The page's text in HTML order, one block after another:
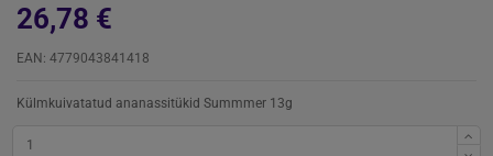
26,78 €
EAN: 4779043841418
Külmkuivatatud ananassitükid Summmer 13g